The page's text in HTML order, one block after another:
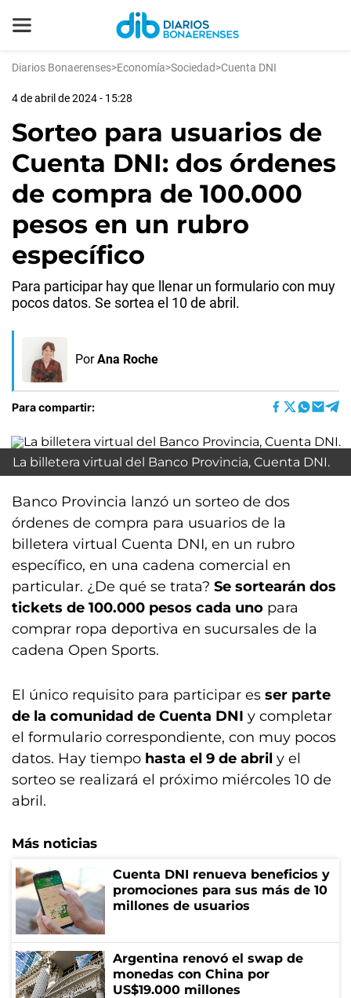
Diarios Bonaerenses>Economía>Sociedad>Cuenta DNI
4 de abril de 2024 - 15:28
Sorteo para usuarios de
Cuenta DNI: dos órdenes
de compra de 100.000
pesos en un rubro
específico
Para participar hay que llenar un formulario con muy
pocos datos. Se sortea el 10 de abril.
Por Ana Roche
Para compartir:
La billetera virtual del Banco Provincia, Cuenta DNI.
Banco Provincia lanzó un sorteo de dos
órdenes de compra para usuarios de la
billetera virtual Cuenta DNI, en un rubro
específico, en una cadena comercial en
particular. ¿De qué se trata? Se sortearán dos
tickets de 100.000 pesos cada uno para
comprar ropa deportiva en sucursales de la
cadena Open Sports.
El único requisito para participar es ser parte
de la comunidad de Cuenta DNI y completar
el formulario correspondiente, con muy pocos
datos. Hay tiempo hasta el 9 de abril y el
sorteo se realizará el próximo miércoles 10 de
abril.
Más noticias
Cuenta DNI renueva beneficios y
promociones para sus más de 10
millones de usuarios
Argentina renovó el swap de
monedas con China por
US$19.000 millones